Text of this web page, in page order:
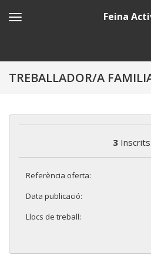
Feina
TREBALLADOR/A
3 Inscrits
Referència oferta:
Data publicació:
Llocs de treball: